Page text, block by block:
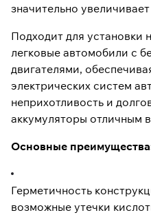
значительно
Подходит для
легковые автомобили с
двигателями,
электрических систем
неприхотливость и
аккумуляторы отличным
Основные
Герметичность
возможные утечки